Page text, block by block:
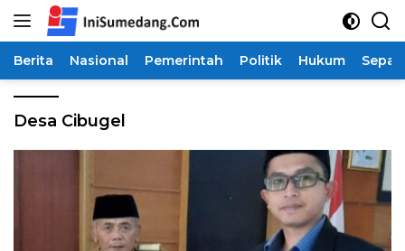
Langsung
Berita Nasional Pemerintah Politik Hukum
Desa Cibugel